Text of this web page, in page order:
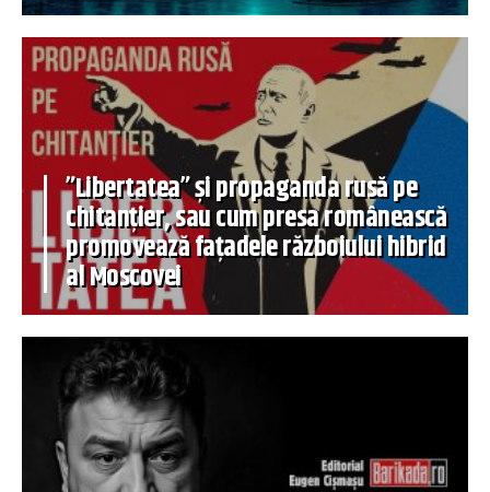
”Libertatea” și propaganda rusă pe
chitanțier, sau cum presa românească
promovează fațadele războiului hibrid
al Moscovei